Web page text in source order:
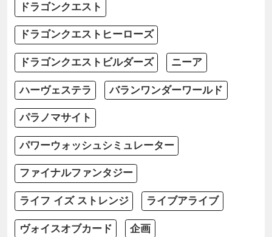
ドラゴンクエスト
ドラゴンクエストヒーローズ
ドラゴンクエストビルダーズ ニーア
ハーヴェステラ バランワンダーワールド
パラノマサイト
パワーウォッシュシミュレーター
ファイナルファンタジー
ライフ イズ ストレンジ ライブアライブ
ヴォイスオブカード 企画